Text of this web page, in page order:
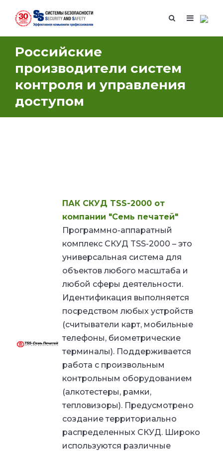
Российские
производители систем
контроля и управления
доступом
ПАК СКУД TSS-2000 от
компании "Семь печатей"
Программно-аппаратный
комплекс СКУД TSS-2000 – это
универсальная система для
объектов любого масштаба и
любой сферы деятельности.
Идентификация выполняется
посредством любых устройств
(считыватели карт, мобильные
телефоны, биометрические
терминалы). Поддерживается
работа с произвольным
контрольным оборудованием
(алкотестеры, рамки,
тепловизоры). Предусмотрено
создание территориально
распределенных СКУД. Широко
используются различные